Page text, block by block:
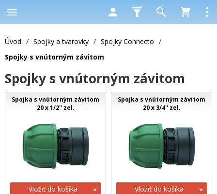
Úvod / Spojky a tvarovky / Spojky Connecto /
Spojky s vnútorným závitom
Spojky s vnútorným závitom
Spojka s vnútorným závitom
20 x 1/2'' zel.
Vložiť do košíka
Spojka s vnútorným závitom
20 x 3/4'' zel.
Vložiť do košíka